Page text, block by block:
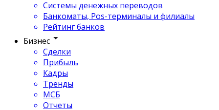
Системы денежных переводов
Банкоматы, Pos-терминалы и филиалы
Рейтинг банков
Бизнес
Сделки
Прибыль
Кадры
Тренды
МСБ
Отчеты